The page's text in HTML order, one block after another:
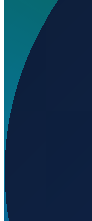
Wo liegt Aero
Auf welcher Höhe
Wird geladen...
-5.44731
Sao Paulo